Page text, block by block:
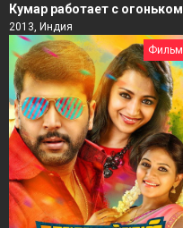
Кумар работает с огоньком
2013, Индия
Фильм